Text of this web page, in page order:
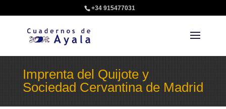
+34 915477031
Imprenta del Quijote y
Sociedad Cervantina de Madrid